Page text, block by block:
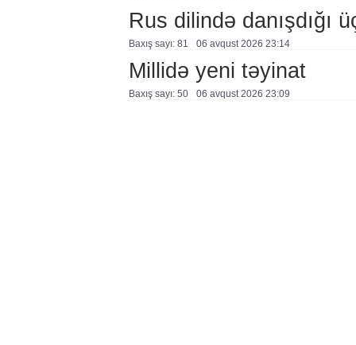
Rus dilində danışdığı
Baxış sayı: 81 06 avqust 2026 23:14
Millidə yeni təyinat
Baxış sayı: 50 06 avqust 2026 23:09